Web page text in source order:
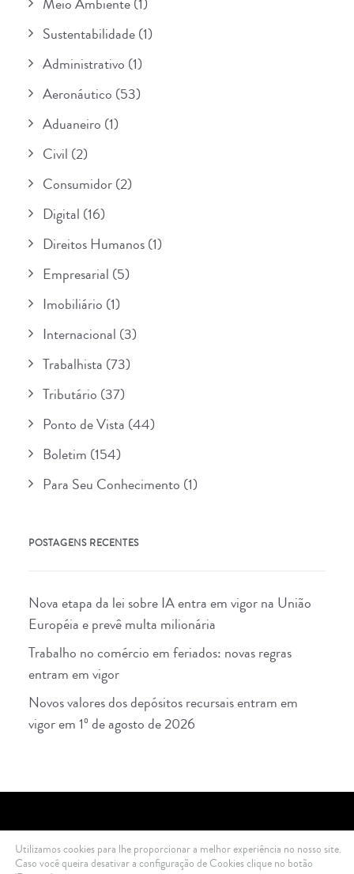
Sustentabilidade(1)
Administrativo (1)
Aeronáutico (53)
Aduaneiro (1)
Civil (2)
Consumidor(2)
Digital (16)
Direitos Humanos(1)
Empresarial (5)
Imobiliário (1)
Internacional (3)
Trabalhista (73)
Tributário (37)
Ponto de Vista (44)
Boletim (154)
Para Seu Conhecimento (1)
POSTAGENS RECENTES
Nova etapa da lei sobre IA entra em vigor na União
Européia e prevê multa milionária
Trabalho no comércio em feriados: novas regras
entram em vigor
Novos valores dos depósitos recursais entram em
vigor em 1º de agosto de 2026
2021 Di Ciero Advogados © All rights reserved .Política de Privacidade
Utilizamos cookies para lhe proporcionar a melhor experiência no nosso site.
Caso você queira desativar a configuração de Cookies clique no botão